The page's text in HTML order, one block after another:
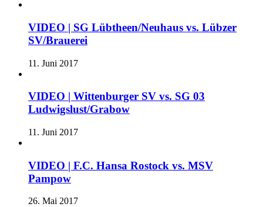
VIDEO | SG Lübtheen/Neuhaus vs. Lübzer
SV/Brauerei
11. Juni 2017
VIDEO | Wittenburger SV vs. SG 03
Ludwigslust/Grabow
11. Juni 2017
VIDEO | F.C. Hansa Rostock vs. MSV
Pampow
26. Mai 2017